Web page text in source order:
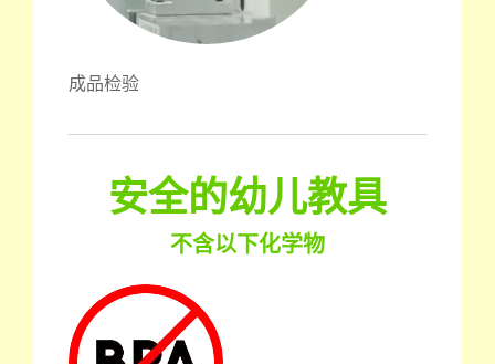
成品检验
安全的幼儿教具
不含以下化学物